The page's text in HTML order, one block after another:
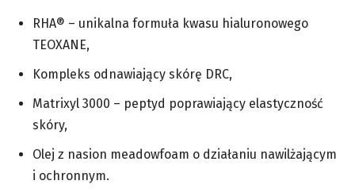
RHA® – unikalna formuła kwasu hialuronowego
TEOXANE,
Kompleks odnawiający skórę DRC,
Matrixyl 3000 – peptyd poprawiający elastyczność
skóry,
Olej z nasion meadowfoam o działaniu nawilżającym
i ochronnym.